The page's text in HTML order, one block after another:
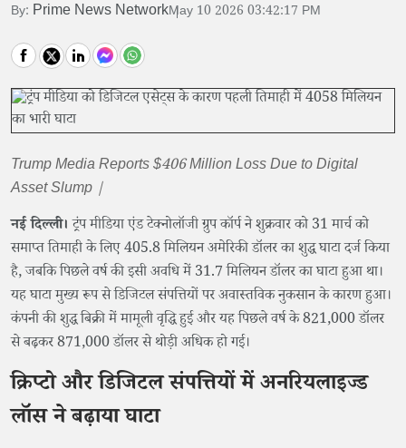
By: Prime News NetworkMay 10 2026 03:42:17 PM
Trump Media Reports $406 Million Loss Due to Digital
Asset Slump |
नई दिल्ली।ट्रंप मीडिया एंड टेक्नोलॉजी ग्रुप कॉर्प ने शुक्रवार को 31 मार्च को
समाप्त तिमाही के लिए 405.8 मिलियन अमेरिकी डॉलर का शुद्ध घाटा दर्ज किया
है, जबकि पिछले वर्ष की इसी अवधि में 31.7 मिलियन डॉलर का घाटा हुआ था।
यह घाटा मुख्य रूप से डिजिटल संपत्तियों पर अवास्तविक नुकसान के कारण हुआ।
कंपनी की शुद्ध बिक्री में मामूली वृद्धि हुई और यह पिछले वर्ष के 821,000 डॉलर
से बढ़कर 871,000 डॉलर से थोड़ी अधिक हो गई।
क्रिप्टो और डिजिटल संपत्तियों में अनरियलाइज्ड
लॉस ने बढ़ाया घाटा